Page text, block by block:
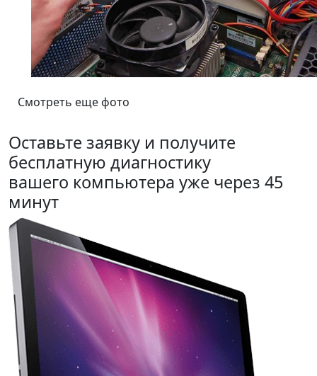
Смотреть еще фото
Оставьте заявку и получите
бесплатную диагностику
вашего компьютера уже через 45
минут